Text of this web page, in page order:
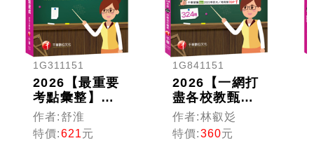
1G311151
2026【最重要
考點彙整】準
老師的上岸救
星---教甄教育
專業科目子彈
作者:舒淮
特價:621元
1G841151
2026【一網打
盡各校教甄考
題】數學歷年
試題解題聖經
(十五)114年
作者:林叡彣
特價:360元